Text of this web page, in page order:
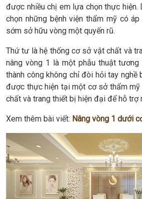
được nhiều chị em lựa chọn thực hiện.
chọn những bệnh viện thẩm mỹ có
sớm sở hữu vòng một quyến rũ.
Thứ tư là hệ thống cơ sở vật chất và
nâng vòng 1 là một phẫu thuật
thành công không chỉ đòi hỏi tay nghề
được thực hiện tại một cơ sở thẩm
chất và trang thiết bị hiện đại để hỗ trợ
Xem thêm bài viết: Nâng vòng 1 dưới